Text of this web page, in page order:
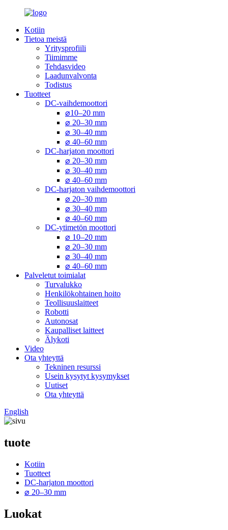
Kotiin
Tietoa meistä
Yritysprofiili
Tiimimme
Tehdasvideo
Laadunvalvonta
Todistus
Tuotteet
DC-vaihdemoottori
⌀10–20 mm
⌀ 20–30 mm
⌀ 30–40 mm
⌀ 40–60 mm
DC-harjaton moottori
⌀ 20–30 mm
⌀ 30–40 mm
⌀ 40–60 mm
DC-harjaton vaihdemoottori
⌀ 20–30 mm
⌀ 30–40 mm
⌀ 40–60 mm
DC-ytimetön moottori
⌀ 10–20 mm
⌀ 20–30 mm
⌀ 30–40 mm
⌀ 40–60 mm
Palveletut toimialat
Turvalukko
Henkilökohtainen hoito
Teollisuuslaitteet
Robotti
Autonosat
Kaupalliset laitteet
Älykoti
Video
Ota yhteyttä
Tekninen resurssi
Usein kysytyt kysymykset
Uutiset
Ota yhteyttä
English
tuote
Kotiin
Tuotteet
DC-harjaton moottori
⌀ 20–30 mm
Luokat